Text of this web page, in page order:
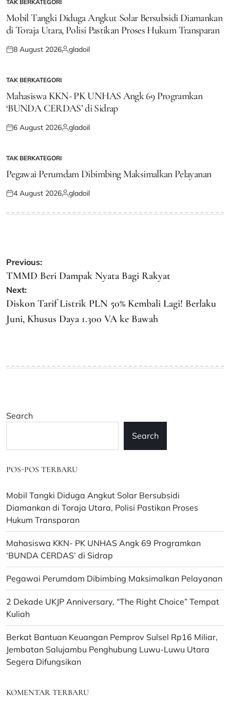
POSTED
IN
TAK BERKATEGORI
Mobil Tangki Diduga Angkut Solar Bersubsidi Diamankan
di Toraja Utara, Polisi Pastikan Proses Hukum Transparan
Posted
8 August 2026Posted
gladoil
POSTED
IN
TAK BERKATEGORI
Mahasiswa KKN- PK UNHAS Angk 69 Programkan
‘BUNDA CERDAS’ di Sidrap
Posted
6 August 2026Posted
gladoil
POSTED
IN
TAK BERKATEGORI
Pegawai Perumdam Dibimbing Maksimalkan Pelayanan
Posted
4 August 2026Posted
gladoil
Post
navigation
Previous:
TMMD Beri Dampak Nyata Bagi Rakyat
Next:
Diskon Tarif Listrik PLN 50% Kembali Lagi! Berlaku
Juni, Khusus Daya 1.300 VA ke Bawah
Search
Search
POS-POS TERBARU
Mobil Tangki Diduga Angkut Solar Bersubsidi
Diamankan di Toraja Utara, Polisi Pastikan Proses
Hukum Transparan
Mahasiswa KKN- PK UNHAS Angk 69 Programkan
‘BUNDA CERDAS’ di Sidrap
Pegawai Perumdam Dibimbing Maksimalkan Pelayanan
2 Dekade UKJP Anniversary, “The Right Choice” Tempat
Kuliah
Berkat Bantuan Keuangan Pemprov Sulsel Rp16 Miliar,
Jembatan Salujambu Penghubung Luwu-Luwu Utara
Segera Difungsikan
KOMENTAR TERBARU